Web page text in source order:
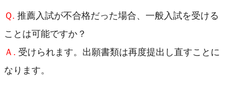
Ｑ. 推薦入試が不合格だった場合、一般入試を受ける
ことは可能ですか？
Ａ. 受けられます。出願書類は再度提出し直すことに
なります。